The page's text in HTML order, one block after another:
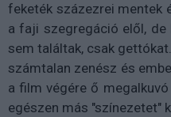
feketék százezrei mentek
a faji szegregáció elől, de
sem találtak, csak
számtalan zenész és
a film végére ő
egészen más "színezetet"